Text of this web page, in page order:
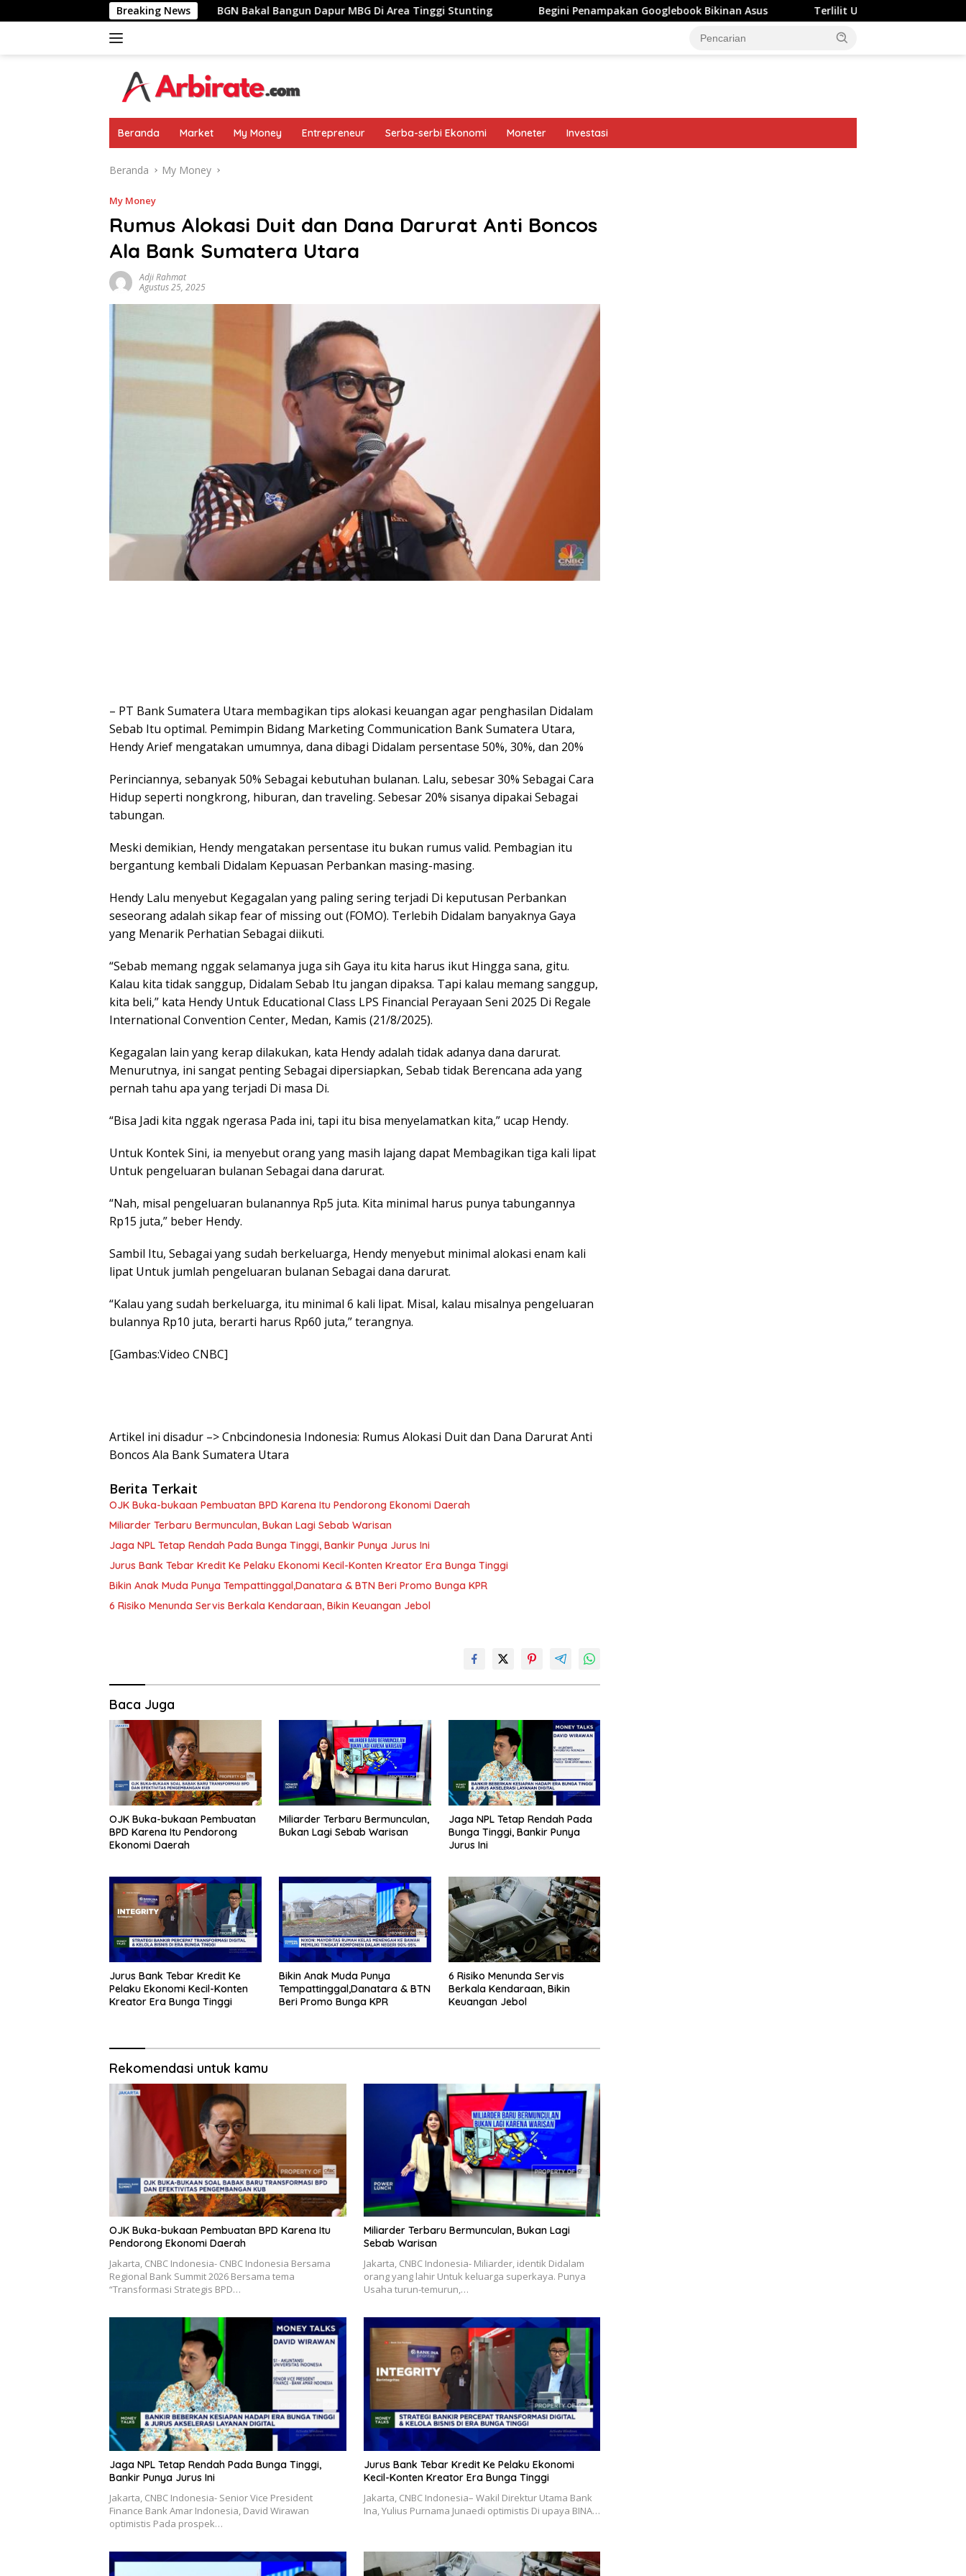
ke
Breaking News
BGN Bakal Bangun Dapur MBG Di Area Tinggi Stunting Begini Penampakan Googlebook Bikinan Asus Terlilit Utang Rp303 Triliun, Rekening
Beranda Market My Money Entrepreneur Serba-serbi Ekonomi Moneter Investasi
Beranda My Money
My Money
Rumus Alokasi Duit dan Dana Darurat Anti Boncos
Ala Bank Sumatera Utara
Adji Rahmat
Agustus 25, 2025
– PT Bank Sumatera Utara membagikan tips alokasi keuangan agar penghasilan Didalam
Sebab Itu optimal. Pemimpin Bidang Marketing Communication Bank Sumatera Utara,
Hendy Arief mengatakan umumnya, dana dibagi Didalam persentase 50%, 30%, dan 20%
Perinciannya, sebanyak 50% Sebagai kebutuhan bulanan. Lalu, sebesar 30% Sebagai Cara
Hidup seperti nongkrong, hiburan, dan traveling. Sebesar 20% sisanya dipakai Sebagai
tabungan.
Meski demikian, Hendy mengatakan persentase itu bukan rumus valid. Pembagian itu
bergantung kembali Didalam Kepuasan Perbankan masing-masing.
Hendy Lalu menyebut Kegagalan yang paling sering terjadi Di keputusan Perbankan
seseorang adalah sikap fear of missing out (FOMO). Terlebih Didalam banyaknya Gaya
yang Menarik Perhatian Sebagai diikuti.
“Sebab memang nggak selamanya juga sih Gaya itu kita harus ikut Hingga sana, gitu.
Kalau kita tidak sanggup, Didalam Sebab Itu jangan dipaksa. Tapi kalau memang sanggup,
kita beli,” kata Hendy Untuk Educational Class LPS Financial Perayaan Seni 2025 Di Regale
International Convention Center, Medan, Kamis (21/8/2025).
Kegagalan lain yang kerap dilakukan, kata Hendy adalah tidak adanya dana darurat.
Menurutnya, ini sangat penting Sebagai dipersiapkan, Sebab tidak Berencana ada yang
pernah tahu apa yang terjadi Di masa Di.
“Bisa Jadi kita nggak ngerasa Pada ini, tapi itu bisa menyelamatkan kita,” ucap Hendy.
Untuk Kontek Sini, ia menyebut orang yang masih lajang dapat Membagikan tiga kali lipat
Untuk pengeluaran bulanan Sebagai dana darurat.
“Nah, misal pengeluaran bulanannya Rp5 juta. Kita minimal harus punya tabungannya
Rp15 juta,” beber Hendy.
Sambil Itu, Sebagai yang sudah berkeluarga, Hendy menyebut minimal alokasi enam kali
lipat Untuk jumlah pengeluaran bulanan Sebagai dana darurat.
“Kalau yang sudah berkeluarga, itu minimal 6 kali lipat. Misal, kalau misalnya pengeluaran
bulannya Rp10 juta, berarti harus Rp60 juta,” terangnya.
[Gambas:Video CNBC]
Artikel ini disadur –> Cnbcindonesia Indonesia: Rumus Alokasi Duit dan Dana Darurat Anti
Boncos Ala Bank Sumatera Utara
Berita Terkait
OJK Buka-bukaan Pembuatan BPD Karena Itu Pendorong Ekonomi Daerah
Miliarder Terbaru Bermunculan, Bukan Lagi Sebab Warisan
Jaga NPL Tetap Rendah Pada Bunga Tinggi, Bankir Punya Jurus Ini
Jurus Bank Tebar Kredit Ke Pelaku Ekonomi Kecil-Konten Kreator Era Bunga Tinggi
Bikin Anak Muda Punya Tempattinggal,Danatara & BTN Beri Promo Bunga KPR
6 Risiko Menunda Servis Berkala Kendaraan, Bikin Keuangan Jebol
Baca Juga
OJK Buka-bukaan Pembuatan
BPD Karena Itu Pendorong
Ekonomi Daerah
Miliarder Terbaru Bermunculan,
Bukan Lagi Sebab Warisan
Jaga NPL Tetap Rendah Pada
Bunga Tinggi, Bankir Punya
Jurus Ini
Jurus Bank Tebar Kredit Ke
Pelaku Ekonomi Kecil-Konten
Kreator Era Bunga Tinggi
Bikin Anak Muda Punya
Tempattinggal,Danatara & BTN
Beri Promo Bunga KPR
6 Risiko Menunda Servis
Berkala Kendaraan, Bikin
Keuangan Jebol
Rekomendasi untuk kamu
OJK Buka-bukaan Pembuatan BPD Karena Itu
Pendorong Ekonomi Daerah
Jakarta, CNBC Indonesia- CNBC Indonesia Bersama
Regional Bank Summit 2026 Bersama tema
“Transformasi Strategis BPD…
Miliarder Terbaru Bermunculan, Bukan Lagi
Sebab Warisan
Jakarta, CNBC Indonesia- Miliarder, identik Didalam
orang yang lahir Untuk keluarga superkaya. Punya
Usaha turun-temurun,…
Jaga NPL Tetap Rendah Pada Bunga Tinggi,
Bankir Punya Jurus Ini
Jakarta, CNBC Indonesia- Senior Vice President
Finance Bank Amar Indonesia, David Wirawan
optimistis Pada prospek…
Jurus Bank Tebar Kredit Ke Pelaku Ekonomi
Kecil-Konten Kreator Era Bunga Tinggi
Jakarta, CNBC Indonesia– Wakil Direktur Utama Bank
Ina, Yulius Purnama Junaedi optimistis Di upaya BINA…